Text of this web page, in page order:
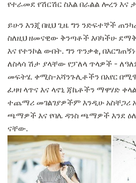
የተራመደ የሽርሽር ስእል በራልል ሎረን
ይሁን እንጂ በዚህ ጊዜ ግን ንድፍተኞች
ስለዚህ ዘመናዊው ቅንጣቶች እባካችሁ
እና የተንኮል ውበት. ግን ጥንቃቄ,
ለስላሳ ሽታ ያላቸው የፓለላ ጥላዎች -
መፍትሄ. ቀሚስ-አሻንጉሊቶችን በአየር
ፈዛዛ ላጥና እና ላኖኒ ጃኬቶችን ማዋሃድ
ተጨማሪ መገልገያዎችም እንዲሁ አስቸጋሪ
ጫማዎች እና የባሌ ዳንስ ጫማዎች እንደ
ናቸው.